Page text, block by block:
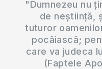
"Dumnezeu nu
de neștiință,
tuturor
pocăiască;
care va judeca
(Faptele